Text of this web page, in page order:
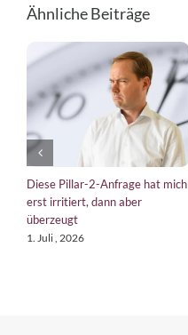
Ähnliche Beiträge
Diese Pillar-2-Anfrage hat mich
erst irritiert, dann aber
überzeugt
1. Juli , 2026